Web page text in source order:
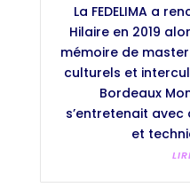
La FEDELIMA a
Hilaire en 2019
mémoire de
culturels et
Bordeaux
s’entretenait
et